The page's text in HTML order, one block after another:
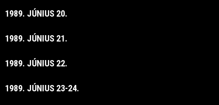
1989. JÚNIUS 20.
1989. JÚNIUS 21.
1989. JÚNIUS 22.
1989. JÚNIUS 23-24.